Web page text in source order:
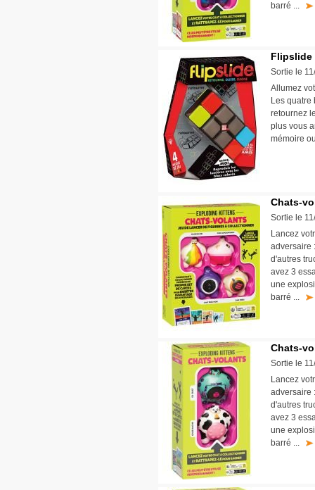
barré ...
Flipslide
Sortie le
Allumez
Les quatre
retournez
plus vous
mémoire
Chats-
Sortie le
Lancez
adversaire
d'autres
avez 3
une
barré ...
Chats-
Sortie le
Lancez
adversaire
d'autres
avez 3
une
barré ...